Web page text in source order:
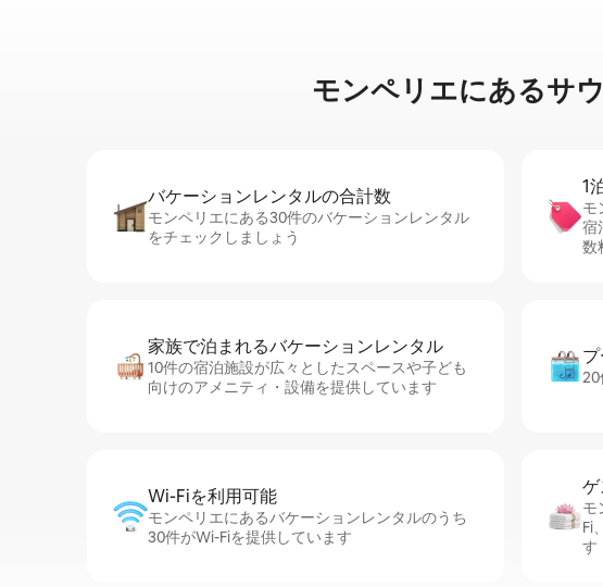
モンペリエに⁠あ⁠るサ⁠
バケーションレ⁠ン⁠タ⁠ル⁠の合⁠計⁠数
モンペリエにある30件のバケーションレンタル
をチェックしましょう
1
モ
宿
数
家族で泊まれるバ⁠ケ⁠ー⁠シ⁠ョ⁠ンレ⁠ン⁠タ⁠ル
10件の宿泊施設が広々としたスペースや子ども
向けのアメニティ・設備を提供しています
20
Wi-Fiを利⁠用⁠可⁠能
モンペリエにあるバケーションレンタルのうち
30件がWi-Fiを提供しています
モ
Fi
す